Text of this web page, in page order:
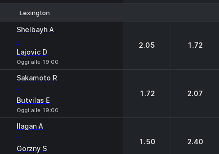
Lexington
Shelbayh A
-
Lajovic D
Oggi alle 19:00
2.05 1.72
Sakamoto R
-
Butvilas E
Oggi alle 19:00
1.72 2.07
Ilagan A
-
Gorzny S
1.50 2.40